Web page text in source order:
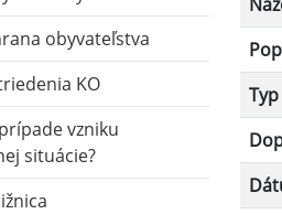
obyvateľstva
KO
vzniku
situácie?